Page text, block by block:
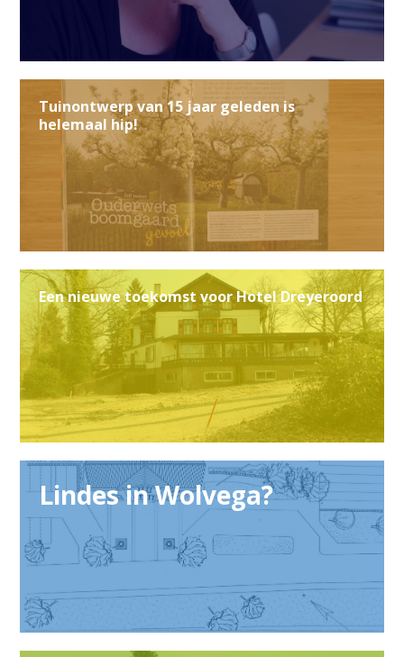
Tuinontwerp van 15 jaar geleden is
helemaal hip!
Een nieuwe toekomst voor Hotel Dreyeroord
Lindes in Wolvega?